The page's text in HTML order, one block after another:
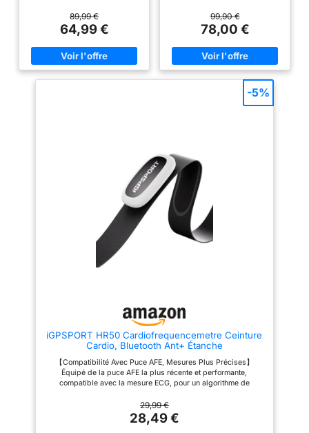
montres connectées et
compteurs de vélo Garmin, aux
équipements tiers et aux
applications compatibles
Autonomie : jusqu’à 1 an (pile
remplaçable par l'utilisateur)
89,99 €
64,99 €
62-74 cm, M-XXL 75-115 cm,
XXXL 116-155 cm (vendu
séparément). Entre deux tailles :
M–XXL pour le confort, XS–S
pour une coupe ajustée.
CONNECTIVITɠ: via Bluetooth,
connectées, applis (Peloton,
Strava, Nike) ou matériels
sportifs. Connexions Bluetooth
pour un ajustement confortable,
précis, sans interférences.
Remplacer tous les 6 mois pour
les performances.
POLYVALENCE : cyclisme,
course, natation, aviron ou salle
de sport. Étanche jusqu’à 30
mètres et mémoire interne pour
une séance sans téléphone ni
99,90 €
78,00 €
iGPSPORT HR50 Cardiofrequencemetre Ceinture
Cardio, Bluetooth Ant+ Étanche
【Compatibilité Avec Puce AFE, Mesures Plus Précises】
Équipé de la puce AFE la plus récente et performante,
compatible avec la mesure ECG, pour un algorithme de
précision jusqu’à 98,3 %. 【Plus Léger, Plus Fin, Meilleure
Expérience】Le HR50 mesure 64 × 34 × 10,1 mm, 48 g: plus
étroit, plus fin et plus léger que la génération précédente, idéal
29,99 €
28,49 €
-5%